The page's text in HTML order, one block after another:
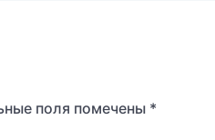
поля помечены *